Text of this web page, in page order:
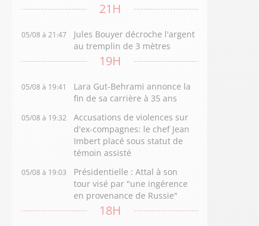
21H
05/08 à 21:47
Jules Bouyer décroche l'argent
au tremplin de 3 mètres
19H
05/08 à 19:41
Lara Gut-Behrami annonce la
fin de sa carrière à 35 ans
05/08 à 19:32
Accusations de violences sur
d'ex-compagnes: le chef Jean
Imbert placé sous statut de
témoin assisté
05/08 à 19:03
Présidentielle : Attal à son
tour visé par "une ingérence
en provenance de Russie"
18H